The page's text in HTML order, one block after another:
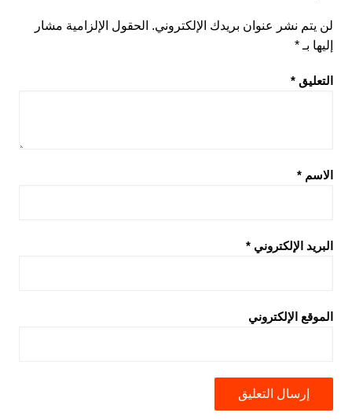
لن يتم نشر عنوان بريدك الإلكتروني. الحقول الإلزامية مشار
إليها بـ *
التعليق *
الاسم *
البريد الإلكتروني *
الموقع الإلكتروني